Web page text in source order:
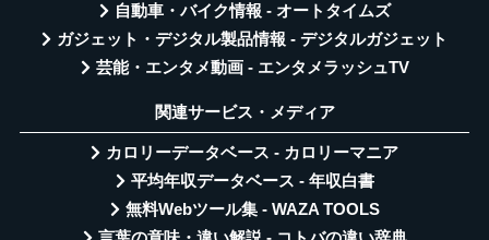
自動車・バイク情報 - オートタイムズ
ガジェット・デジタル製品情報 - デジタルガジェット
芸能・エンタメ動画 - エンタメラッシュTV
関連サービス・メディア
カロリーデータベース - カロリーマニア
平均年収データベース - 年収白書
無料Webツール集 - WAZA TOOLS